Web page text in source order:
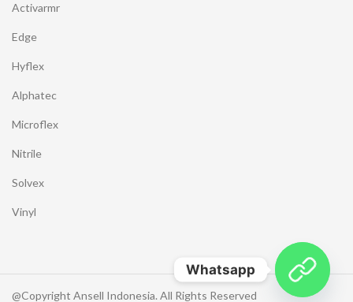
Activarmr
Edge
Hyflex
Alphatec
Microflex
Nitrile
Solvex
Vinyl
@Copyright Ansell Indonesia. All Rights Reserved
Whatsapp